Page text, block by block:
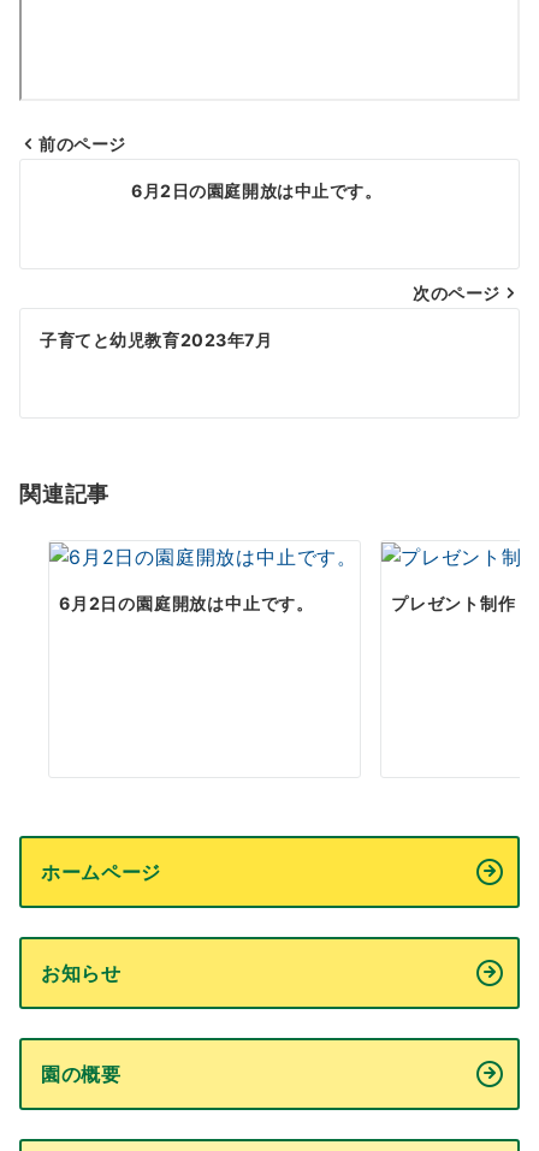
ビ
ゲ
シ
ン
前のページ
6月2日の園庭開放は中止です。
次のページ
子育てと幼児教育2023年7月
関連記事
6月2日の園庭開放は中止です。 プレゼント制作
ホームページ
お知らせ
園の概要